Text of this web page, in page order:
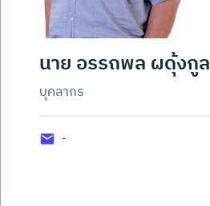
นาย อรรถพล ผดุ้งกูล
บุคลากร
-